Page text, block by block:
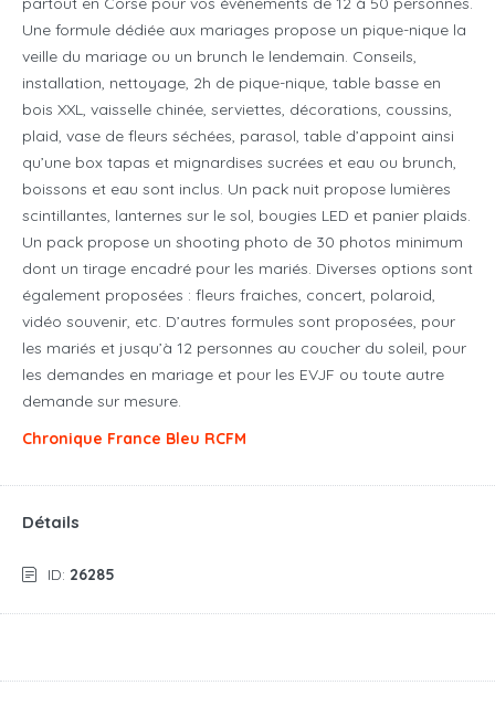
Une formule dédiée aux mariages propose un pique-nique la
veille du mariage ou un brunch le lendemain. Conseils,
installation, nettoyage, 2h de pique-nique, table basse en
bois XXL, vaisselle chinée, serviettes, décorations, coussins,
plaid, vase de fleurs séchées, parasol, table d’appoint ainsi
qu’une box tapas et mignardises sucrées et eau ou brunch,
boissons et eau sont inclus. Un pack nuit propose lumières
scintillantes, lanternes sur le sol, bougies LED et panier plaids.
Un pack propose un shooting photo de 30 photos minimum
dont un tirage encadré pour les mariés. Diverses options sont
également proposées : fleurs fraiches, concert, polaroid,
vidéo souvenir, etc. D’autres formules sont proposées, pour
les mariés et jusqu’à 12 personnes au coucher du soleil, pour
les demandes en mariage et pour les EVJF ou toute autre
demande sur mesure.
Chronique France Bleu RCFM
Détails
ID: 26285